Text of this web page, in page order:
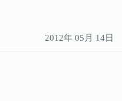
2012年 05月 14日